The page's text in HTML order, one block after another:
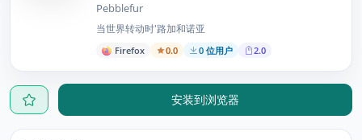
Pebblefur
当世界转动时'路加和诺亚
Firefox 0.0 0 位用户 2.0
安装到浏览器